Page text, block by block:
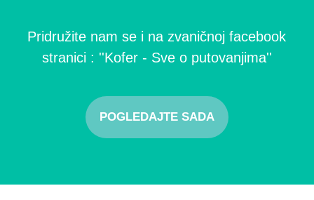
Pridružite nam se i na zvaničnoj facebook
stranici : ''Kofer - Sve o putovanjima''
POGLEDAJTE SADA